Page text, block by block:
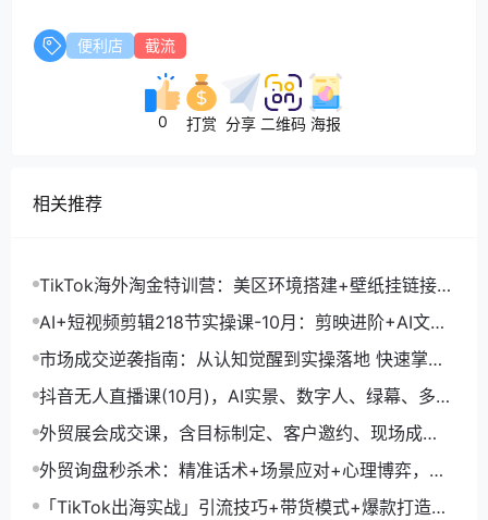
便利店 截流
0 打赏 分享 二维码 海报
相关推荐
TikTok海外淘金特训营：美区环境搭建+壁纸挂链接
+剪映数字人，月入1.5万
AI+短视频剪辑218节实操课-10月：剪映进阶+AI文案
生成+账号运营，月入2万
市场成交逆袭指南：从认知觉醒到实操落地 快速掌握
市场开拓与成交核心能力
抖音无人直播课(10月)，AI实景、数字人、绿幕、多种
玩法、24小时自动盈利
外贸展会成交课，含目标制定、客户邀约、现场成
交，系统化SOP提升参展ROI
外贸询盘秒杀术：精准话术+场景应对+心理博弈，单
月询盘转化率提升200%
「TikTok出海实战」引流技巧+带货模式+爆款打造，